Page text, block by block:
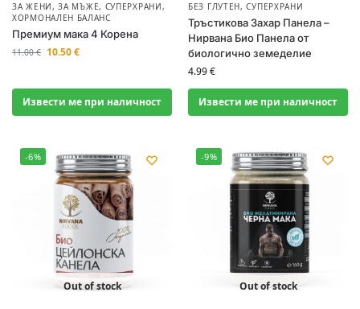
ЗА ЖЕНИ,ЗА МЪЖЕ, СУПЕРХРАНИ,
ХОРМОНАЛЕН БАЛАНС
Премиум мака 4 Корена
11.00€ 10.50€
Извести ме при наличност
БЕЗ ГЛУТЕН,СУПЕРХРАНИ
Тръстикова Захар Панела –
Нирвана Био Панела от
биологично земеделие
4.99€
Извести ме при наличност
-6%
Out of stock
-9%
Out of stock